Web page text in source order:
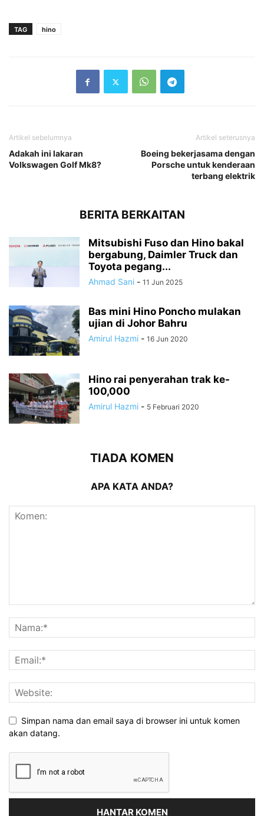
TAG hino
Artikel sebelumnya
Adakah ini lakaran
Volkswagen Golf Mk8?
Artikel seterusnya
Boeing bekerjasama dengan
Porsche untuk kenderaan
terbang elektrik
BERITA BERKAITAN
Mitsubishi Fuso dan Hino bakal
bergabung, Daimler Truck dan
Toyota pegang...
Ahmad Sani - 11 Jun 2025
Bas mini Hino Poncho mulakan
ujian di Johor Bahru
Amirul Hazmi - 16 Jun 2020
Hino rai penyerahan trak ke-
100,000
Amirul Hazmi - 5 Februari 2020
TIADA KOMEN
APA KATA ANDA?
Simpan nama dan email saya di browser ini untuk komen
akan datang.